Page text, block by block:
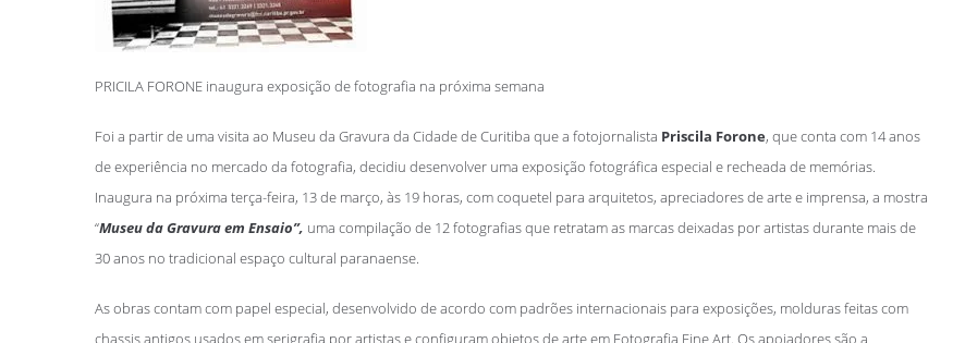
PRICILA FORONE inaugura exposição de fotografia na próxima semana
Foi a partir de uma visita ao Museu da Gravura da Cidade de Curitiba que a fotojornalista Priscila Forone, que conta com 14 anos
de experiência no mercado da fotografia, decidiu desenvolver uma exposição fotográfica especial e recheada de memórias.
Inaugura na próxima terça-feira, 13 de março, às 19 horas, com coquetel para arquitetos, apreciadores de arte e imprensa, a mostra
“Museu da Gravura em Ensaio”, uma compilação de 12 fotografias que retratam as marcas deixadas por artistas durante mais de
30 anos no tradicional espaço cultural paranaense.
As obras contam com papel especial, desenvolvido de acordo com padrões internacionais para exposições, molduras feitas com
chassis antigos usados em serigrafia por artistas e configuram objetos de arte em Fotografia Fine Art. Os apoiadores são a